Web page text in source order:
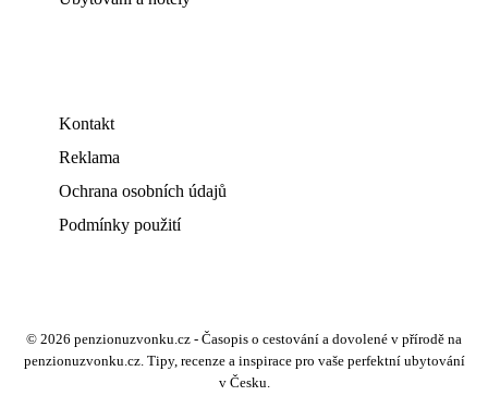
Kontakt
Reklama
Ochrana osobních údajů
Podmínky použití
© 2026 penzionuzvonku.cz - Časopis o cestování a dovolené v přírodě na
penzionuzvonku.cz. Tipy, recenze a inspirace pro vaše perfektní ubytování
v Česku.